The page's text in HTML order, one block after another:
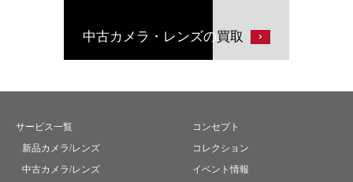
中古カメラ・レンズの買取
サービス一覧
新品カメラ/レンズ
中古カメラ/レンズ
コンセプト
コレクション
イベント情報